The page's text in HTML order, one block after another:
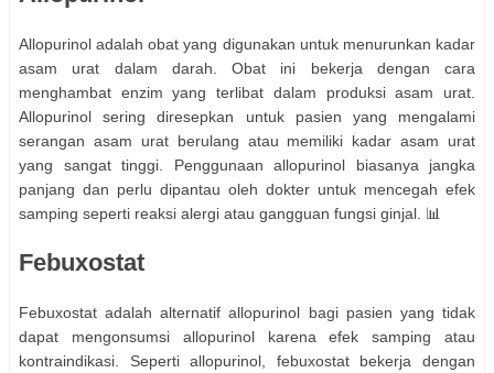
Allopurinol adalah obat yang digunakan untuk menurunkan kadar
asam urat dalam darah. Obat ini bekerja dengan cara
menghambat enzim yang terlibat dalam produksi asam urat.
Allopurinol sering diresepkan untuk pasien yang mengalami
serangan asam urat berulang atau memiliki kadar asam urat
yang sangat tinggi. Penggunaan allopurinol biasanya jangka
panjang dan perlu dipantau oleh dokter untuk mencegah efek
samping seperti reaksi alergi atau gangguan fungsi ginjal. 📊
Febuxostat
Febuxostat adalah alternatif allopurinol bagi pasien yang tidak
dapat mengonsumsi allopurinol karena efek samping atau
kontraindikasi. Seperti allopurinol, febuxostat bekerja dengan